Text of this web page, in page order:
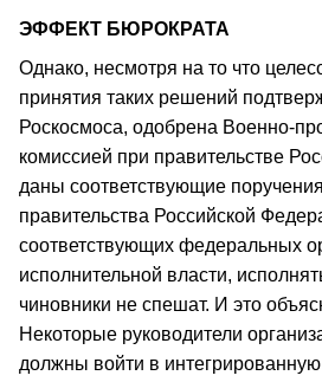
ЭФФЕКТ БЮРОКРАТА
Однако, несмотря на то что
принятия таких решений
Роскосмоса, одобрена Военно-
комиссией при правительстве
даны соответствующие
правительства Российской
соответствующих федеральных
исполнительной власти,
чиновники не спешат. И это
Некоторые руководители
должны войти в интегрированную